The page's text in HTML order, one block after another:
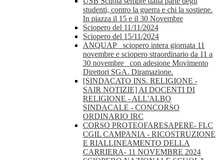
studenti, contro la guerra e chi la sostiene.
In piazza il 15 e il 30 Novembre
Sciopero del 11/11/2024
Sciopero del 15/11/2024
ANQUAP_ sciopero intera giornata 11
novembre e sciopero straordinario da 11 a
30 novembre_ con adesione Movimento
Direttori SGA. Diramazione.
[SINDACATO INS. RELIGIONE -
SAIR NOTIZIE] AI DOCENTI DI
RELIGIONE - ALL'ALBO
SINDACALE - CONCORSO
ORDINARIO IRC
CORSO PROTEOFARESAPERE- FLC
CGIL CAMPANIA - RICOSTRUZIONE
E RIALLINEAMENTO DELLA
CARRIERA- 11 NOVEMBRE 2024